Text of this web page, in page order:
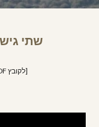
שתי
[לקובץ PDF של השיחה: